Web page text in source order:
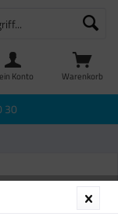
Warenkorb
Konto
30